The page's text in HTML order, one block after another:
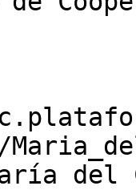
del